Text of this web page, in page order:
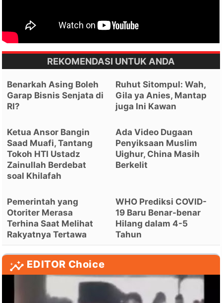
REKOMENDASI UNTUK ANDA
Benarkah Asing Boleh
Garap Bisnis Senjata di
RI?
Ruhut Sitompul: Wah,
Gila ya Anies, Mantap
juga Ini Kawan
Ketua Ansor Bangin
Saad Muafi, Tantang
Tokoh HTI Ustadz
Zainullah Berdebat
soal Khilafah
Ada Video Dugaan
Penyiksaan Muslim
Uighur, China Masih
Berkelit
Pemerintah yang
Otoriter Merasa
Terhina Saat Melihat
Rakyatnya Tertawa
WHO Prediksi COVID-
19 Baru Benar-benar
Hilang dalam 4-5
Tahun
EDITOR Choice